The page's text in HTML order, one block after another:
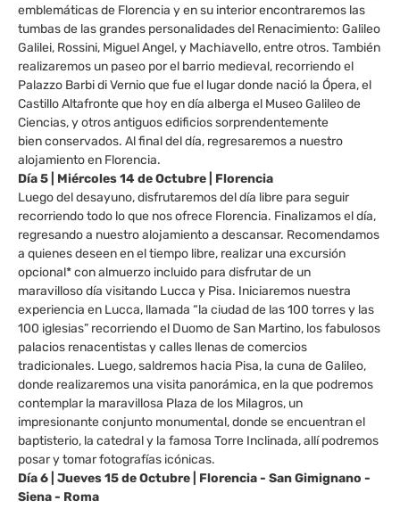
emblemáticas de Florencia y en su interior encontraremos las
tumbas de las grandes personalidades del Renacimiento: Galileo
Galilei, Rossini, Miguel Angel, y Machiavello, entre otros. También
realizaremos un paseo por el barrio medieval, recorriendo el
Palazzo Barbi di Vernio que fue el lugar donde nació la Ópera, el
Castillo Altafronte que hoy en día alberga el Museo Galileo de
Ciencias, y otros antiguos edificios sorprendentemente
bien conservados. Al final del día, regresaremos a nuestro
alojamiento en Florencia.
Día 5 | Miércoles 14 de Octubre | Florencia
Luego del desayuno, disfrutaremos del día libre para seguir
recorriendo todo lo que nos ofrece Florencia. Finalizamos el día,
regresando a nuestro alojamiento a descansar. Recomendamos
a quienes deseen en el tiempo libre, realizar una excursión
opcional* con almuerzo incluido para disfrutar de un
maravilloso día visitando Lucca y Pisa. Iniciaremos nuestra
experiencia en Lucca, llamada “la ciudad de las 100 torres y las
100 iglesias” recorriendo el Duomo de San Martino, los fabulosos
palacios renacentistas y calles llenas de comercios
tradicionales. Luego, saldremos hacia Pisa, la cuna de Galileo,
donde realizaremos una visita panorámica, en la que podremos
contemplar la maravillosa Plaza de los Milagros, un
impresionante conjunto monumental, donde se encuentran el
baptisterio, la catedral y la famosa Torre Inclinada, allí podremos
posar y tomar fotografías icónicas.
Día 6 | Jueves 15 de Octubre | Florencia - San Gimignano -
Siena - Roma